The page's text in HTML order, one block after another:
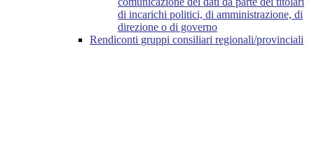
di incarichi politici, di amministrazione, di
direzione o di governo
Rendiconti gruppi consiliari regionali/provinciali